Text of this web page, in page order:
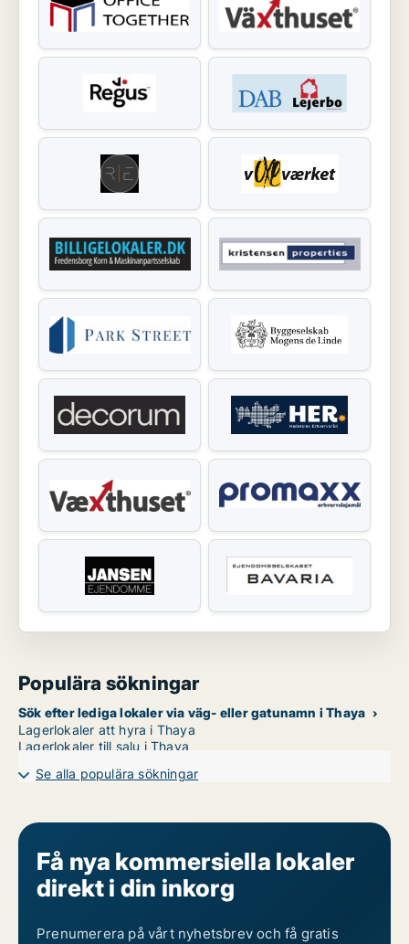
Populära sökningar
Sök efter lediga lokaler via väg- eller gatunamn i Thaya
Lagerlokaler att hyra i Thaya
Lagerlokaler till salu i Thaya
Se alla populära sökningar
Få nya kommersiella lokaler
direkt i din inkorg
Prenumerera på vårt nyhetsbrev och få gratis